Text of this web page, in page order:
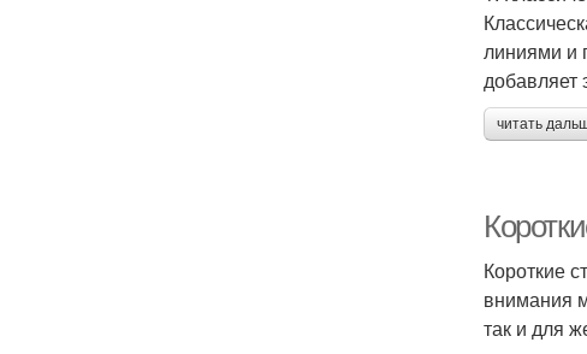
линиями и
добавляет
читать
Короткие
внимания
так и для